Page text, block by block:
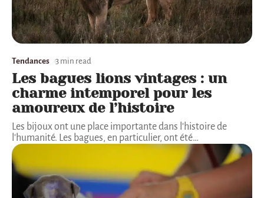
Tendances 3 min read
Les bagues lions vintages : un
charme intemporel pour les
amoureux de l’histoire
Les bijoux ont une place importante dans l'histoire de
l'humanité. Les bagues, en particulier, ont été…